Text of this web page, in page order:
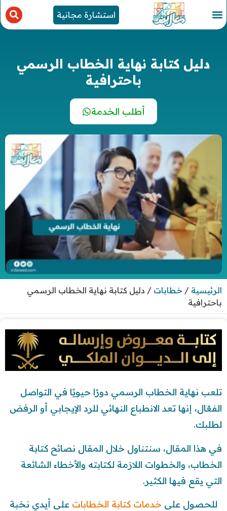
استشارة مجانية
دليل كتابة نهاية الخطاب الرسمي
باحترافية
أطلب الخدمة
الرئيسية / خطابات / دليل كتابة نهاية الخطاب الرسمي
باحترافية
تلعب نهاية الخطاب الرسمي دورًا حيويًا في التواصل
الفعّال، إنها تعد الانطباع النهائي للرد الإيجابي أو الرفض
لطلبك.
في هذا المقال، سنتناول خلال المقال نصائح كتابة
الخطاب، والخطوات اللازمة لكتابته والأخطاء الشائعة
التي يقع فيها الكثير.
للحصول على خدمات كتابة الخطابات على أيدي نخبة